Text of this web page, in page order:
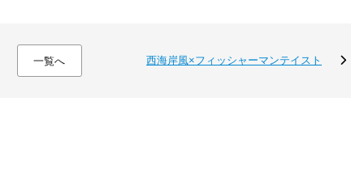
一覧へ 西海岸風×フィッシャーマンテイスト